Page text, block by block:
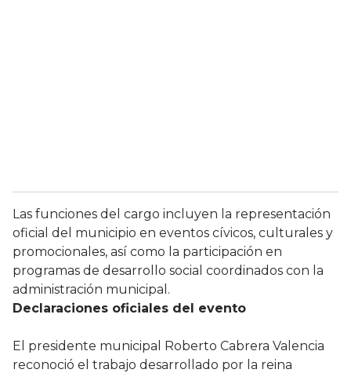
Las funciones del cargo incluyen la representación
oficial del municipio en eventos cívicos, culturales y
promocionales, así como la participación en
programas de desarrollo social coordinados con la
administración municipal.
Declaraciones oficiales del evento
El presidente municipal Roberto Cabrera Valencia
reconoció el trabajo desarrollado por la reina